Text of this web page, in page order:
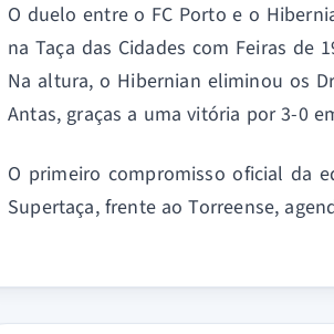
O duelo entre o FC Porto e o
na Taça das Cidades com Feiras de
Na altura, o Hibernian eliminou os
Antas, graças a uma vitória por 3-0
O primeiro compromisso oficial da
Supertaça, frente ao Torreense,